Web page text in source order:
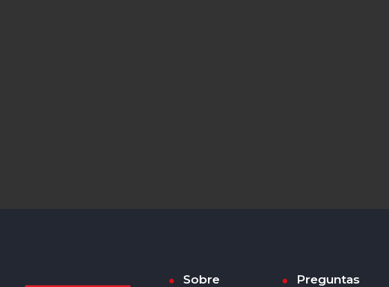
Sobre
Preguntas